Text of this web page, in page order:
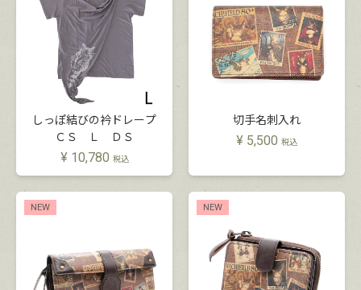
しっぽ結びの衿ドレープ
ＣＳ Ｌ ＤＳ
¥ 10,780 税込
切手名刺入れ
¥ 5,500 税込
NEW NEW